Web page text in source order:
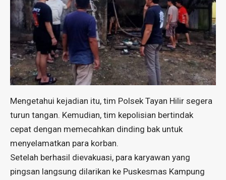
Mengetahui kejadian itu, tim Polsek Tayan Hilir segera
turun tangan. Kemudian, tim kepolisian bertindak
cepat dengan memecahkan dinding bak untuk
menyelamatkan para korban.
Setelah berhasil dievakuasi, para karyawan yang
pingsan langsung dilarikan ke Puskesmas Kampung